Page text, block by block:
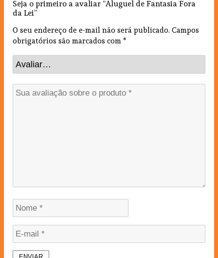
Seja o primeiro a avaliar “Aluguel de Fantasia Fora
da Lei”
O seu endereço de e-mail não será publicado. Campos
obrigatórios são marcados com *